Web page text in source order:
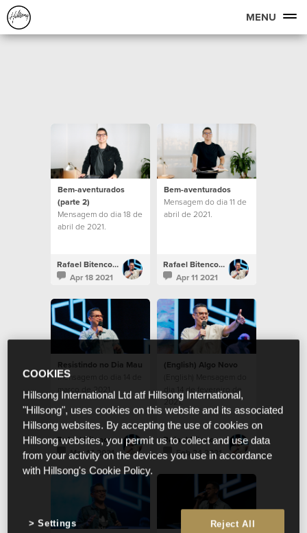
MENU
Bem-aventurados
(parte 2)
Mensagem do dia 18 de
abril de 2021.
Rafael Bitencourt
Apr 18 2021
Bem-aventurados
Mensagem do dia 11 de
abril de 2021.
Rafael Bitencourt
Apr 11 2021
Resistindo no Dia Mau
Mensagem do dia 14 de
março de 2021.
Rafael Bitencourt
Mar 14 2021
(English) Algo Novo
(English) Mensagem do
dia 14 de fevereiro de
2021.
Rafael Bitencourt
Feb 24 2021
COOKIES
Hillsong International Ltd atf Hillsong International,
"Hillsong", uses cookies on this website and its associated
Hillsong websites. By accepting the use of cookies on
Hillsong websites, you permit us to collect and use data
from your activity on the devices you use in accordance
with Hillsong's Cookie Policy.
Reject All
Settings